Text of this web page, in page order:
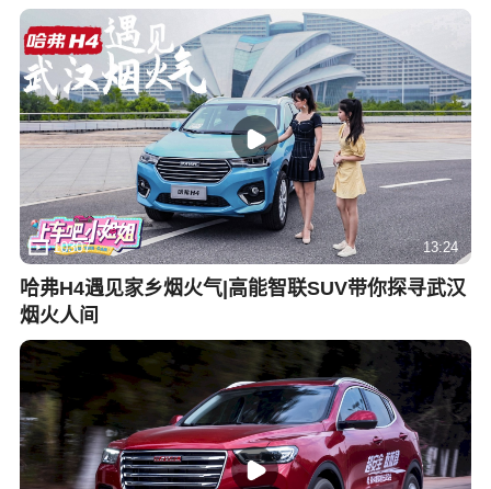
10307 13:24
哈弗H4遇见家乡烟火气|高能智联SUV带你探寻武汉
烟火人间